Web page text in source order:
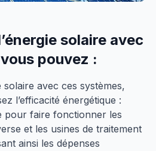
solaire avec
pouvez :
solaire avec ces systèmes,
l’efficacité énergétique :
pour faire fonctionner les
et les usines de traitement
ainsi les dépenses